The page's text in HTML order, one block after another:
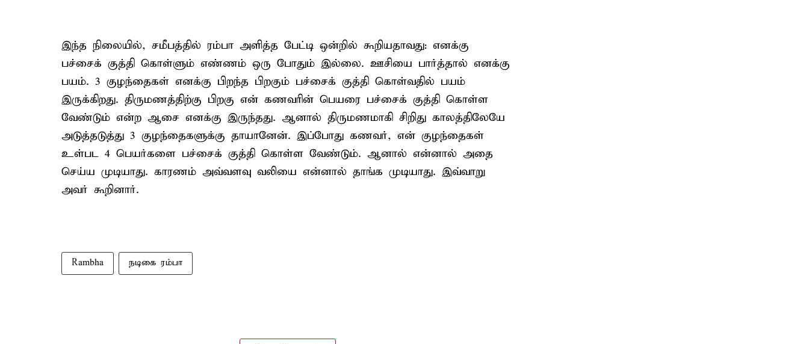
இந்த நிலையில், சமீபத்தில் ரம்பா அளித்த பேட்டி ஒன்றில் கூறியதாவது: எனக்கு
பச்சைக் குத்தி கொள்ளும் எண்ணம் ஒரு போதும் இல்லை. ஊசியை பார்த்தால் எனக்கு
பயம். 3 குழந்தைகள் எனக்கு பிறந்த பிறகும் பச்சைக் குத்தி கொள்வதில் பயம்
இருக்கிறது. திருமணத்திற்கு பிறகு என் கணவரின் பெயரை பச்சைக் குத்தி கொள்ள
வேண்டும் என்ற ஆசை எனக்கு இருந்தது. ஆனால் திருமணமாகி சிறிது காலத்திலேயே
அடுத்தடுத்து 3 குழந்தைகளுக்கு தாயானேன். இப்போது கணவர், என் குழந்தைகள்
உள்பட 4 பெயர்களை பச்சைக் குத்தி கொள்ள வேண்டும். ஆனால் என்னால் அதை
செய்ய முடியாது. காரணம் அவ்வளவு வலியை என்னால் தாங்க முடியாது. இவ்வாறு
அவர் கூறினார்.
Rambha நடிகை ரம்பா